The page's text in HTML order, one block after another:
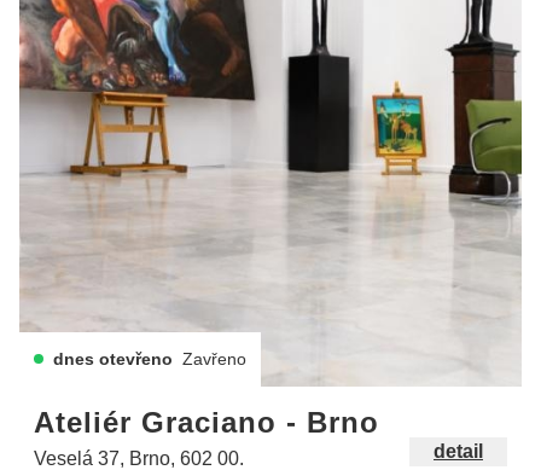
dnes otevřeno Zavřeno
Ateliér Graciano - Brno
Veselá 37, Brno, 602 00. detail